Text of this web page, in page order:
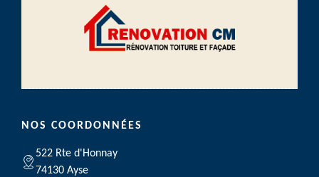
NOS COORDONNÉES
522 Rte d'Honnay
74130 Ayse